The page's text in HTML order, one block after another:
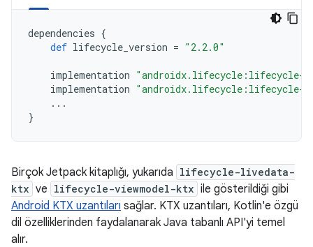
dependencies {
def lifecycle_version = "2.2.0"
implementation "androidx.lifecycle:lifecycle-
implementation "androidx.lifecycle:lifecycle-
...
}
Birçok Jetpack kitaplığı, yukarıda lifecycle-livedata-
ktx ve lifecycle-viewmodel-ktx ile gösterildiği gibi
Android KTX uzantıları sağlar. KTX uzantıları, Kotlin'e özgü
dil özelliklerinden faydalanarak Java tabanlı API'yi temel
alır.